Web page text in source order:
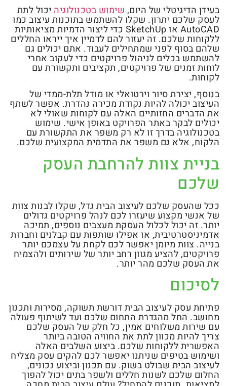
בעידן הדיגיטלי של היום, שימוש בטכנולוגיה יכול לתת
לעסק שלכם יתרון. שקלו להשתמש בתוכנות עיצוב כמו
AutoCAD או SketchUp כדי ליצור הדמיות מציאותיות
ללקוחות שלכם. זה יעזור להם לדמיין איך ייראו החללים
שלהם בסוף לפני שמתחילים לעבוד. אתם יכולים גם
להשתמש בכלים לניהול פרויקטים כדי לעקוב אחרי
לוחות זמנים של פרויקטים, תקציבים ותקשורת עם
לקוחות.
בנוסף, יצירת סיור וירטואלי או מודל תלת-ממדי של
העיצוב יכולה להיות נקודת מכירה נהדרת. אפשר לשתף
את הדברים החזותיים האלה עם לקוחות שאולי לא
יכולים לבקר באתר הפרויקט באופן אישי. שימוש
בטכנולוגיה בדרך זו לא רק משפר את התקשורת עם
הלקוח, אלא גם משפר את התדמית המקצועית שלכם.
בניית צוות להרחבת העסק
שלכם
ככל שהעסק שלכם לעיצוב הבית גדל, שקלו לבנות צוות
של אנשי מקצוע שיעזרו לכם לנהל פרויקטים גדולים
יותר. זה יכול לכלול העסקת מעצבים נוספים, תמיכה
אדמיניסטרטיבית, או אפילו שותפות עם קבלנים וחברות
בנייה. צוות מיומן יאפשר לכם לקחת על עצמכם יותר
פרויקטים, להציע מגוון רחב יותר של שירותים ולהצמיח
את העסק שלכם מהר יותר.
לסיכום
פתיחת עסק לעיצוב הבית דורשת תשוקה, מסירות ותכנון
מחושב. החל מהגדרת התחום שלכם ועד לשיתוף פעולה
עם שירות משלוחים אמין, כל חלק של העסק שלכם
צריך להיות מכוון לתת את החוויה הטובה ביותר
האפשרית ללקוחות שלכם. ביצוע השלבים האלה
ושימוש בטיפים שניתנו יאפשר לכם להקים עסק מצליח
לעיצוב הבית שבולט בשוק. עם תכנון וביצוע נכונים,
החלום שלכם לשנות חללים ולשפר בתים יכול להפוך